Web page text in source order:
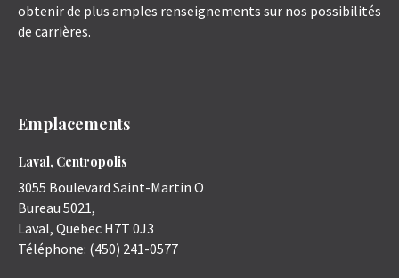
obtenir de plus amples renseignements sur nos possibilités
de carrières.
Emplacements
Laval, Centropolis
3055 Boulevard Saint-Martin O
Bureau 5021,
Laval, Quebec H7T 0J3
Téléphone: (450) 241-0577